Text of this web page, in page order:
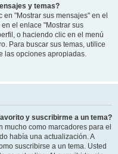
y temas?
"Mostrar sus mensajes" en el
el enlace "Mostrar sus
o haciendo clic en el menú
Para buscar sus temas, utilice
las opciones apropiadas.
y suscribirme a un tema?
mucho como marcadores para el
había una actualización. A
suscribirse a un tema. Usted